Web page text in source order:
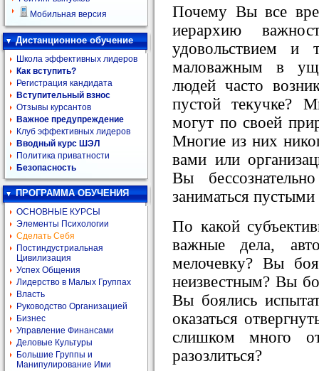
Мобильная версия
Дистанционное обучение
Школа эффективных лидеров
Как вступить?
Регистрация кандидата
Вступительный взнос
Отзывы курсантов
Важное предупреждение
Клуб эффективных лидеров
Вводный курс ШЭЛ
Политика приватности
Безопасность
ПРОГРАММА ОБУЧЕНИЯ
ОСНОВНЫЕ КУРСЫ
Элементы Психологии
Сделать Себя
Постиндустриальная
Цивилизация
Успех Общения
Лидерство в Малых Группах
Власть
Руководство Организацией
Бизнес
Управление Финансами
Деловые Культуры
Большие Группы и
Манипулирование Ими
Почему Вы все
иерархию
удовольствием и
маловажным в
людей часто
пустой текучке?
могут по своей
Многие из них
вами или
Вы
заниматься
По какой
важные дела,
мелочевку? Вы
неизвестным? Вы
Вы боялись
оказаться
слишком много
разозлиться?